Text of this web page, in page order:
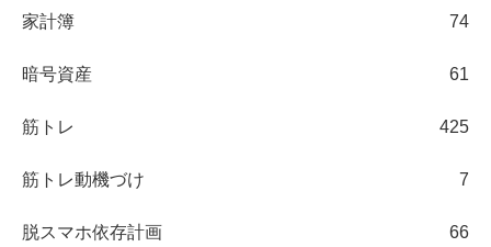
家計簿 74
暗号資産 61
筋トレ 425
筋トレ動機づけ 7
脱スマホ依存計画 66